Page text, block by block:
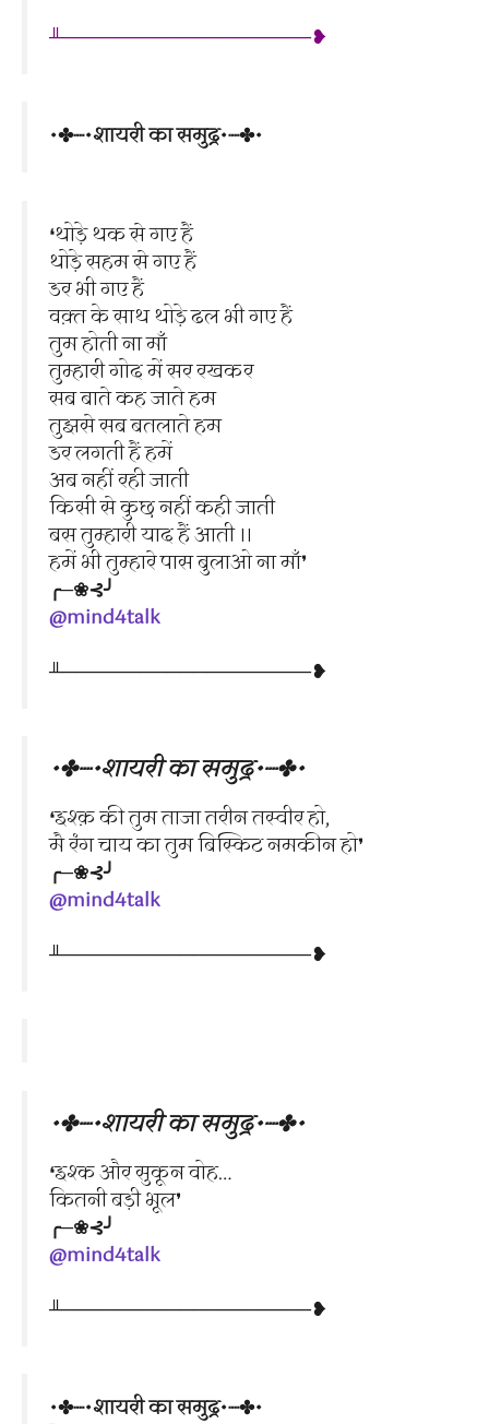
╨───────────────────❥
•✤┈•शायरी का समुद्र•┈✤•
❛थोड़े थक से गए हैं
थोड़े सहम से गए हैं
डर भी गए हैं
वक़्त के साथ थोड़े ढल भी गए हैं
तुम होती ना माँ
तुम्हारी गोद में सर रखकर
सब बाते कह जाते हम
तुझसे सब बतलाते हम
डर लगती हैं हमें
अब नहीं रही जाती
किसी से कुछ नहीं कही जाती
बस तुम्हारी याद हैं आती ।।
हमें भी तुम्हारे पास बुलाओ ना माँ❜
╭─❀⊰╯
@mind4talk
╨───────────────────❥
•✤┈•शायरी का समुद्र•┈✤•
❛इश्क़ की तुम ताजा तरीन तस्वीर हो,
मै रंग चाय का तुम बिस्किट नमकीन हो❜
╭─❀⊰╯
@mind4talk
╨───────────────────❥
•✤┈•शायरी का समुद्र•┈✤•
❛इश्क और सुकून वोह…
कितनी बड़ी भूल❜
╭─❀⊰╯
@mind4talk
╨───────────────────❥
•✤┈•शायरी का समुद्र•┈✤•